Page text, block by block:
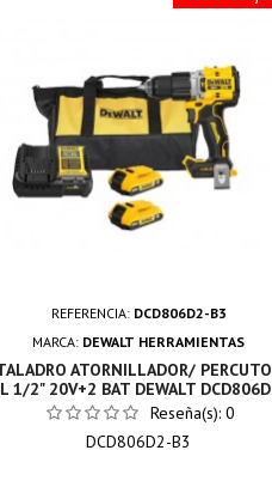
REFERENCIA: DCD806D2-B3
MARCA: DEWALT HERRAMIENTAS
ATORNILLADOR/
1/2" 20V+2 BAT DEWALT
B3 Reseña(s): 0
DCD806D2-B3